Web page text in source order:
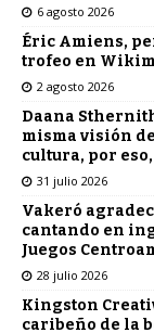
6 agosto 2026
Éric Amiens,
trofeo en
2 agosto 2026
Daana
misma visión
cultura, por
31 julio 2026
Vakeró
cantando en
Juegos
28 julio 2026
Kingston
caribeño de la